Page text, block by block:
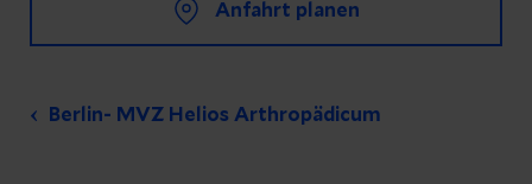
Anfahrt planen
Berlin- MVZ Helios Arthropädicum